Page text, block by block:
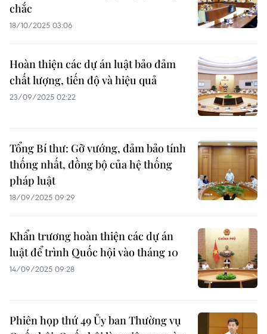
chắc
18/10/2025 03:06
Hoàn thiện các dự án luật bảo đảm
chất lượng, tiến độ và hiệu quả
23/09/2025 02:22
Tổng Bí thư: Gỡ vướng, đảm bảo tính
thống nhất, đồng bộ của hệ thống
pháp luật
18/09/2025 09:29
Khẩn trương hoàn thiện các dự án
luật để trình Quốc hội vào tháng 10
14/09/2025 09:28
Phiên họp thứ 49 Ủy ban Thường vụ